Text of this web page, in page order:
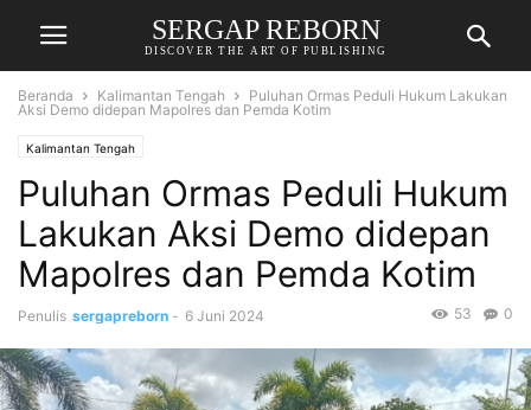
SERGAP REBORN
DISCOVER THE ART OF PUBLISHING
Beranda Kalimantan Tengah
Puluhan Ormas Peduli Hukum Lakukan
Aksi Demo didepan Mapolres dan Pemda Kotim
Kalimantan Tengah
Puluhan Ormas Peduli Hukum
Lakukan Aksi Demo didepan
Mapolres dan Pemda Kotim
Penulis sergapreborn - 6 Juni 2024 0
53